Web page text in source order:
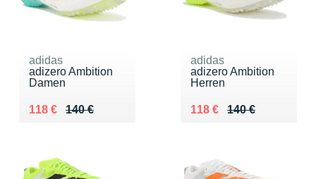
adidas
adizero Ambition
Damen
140 €
Au lieu de 140 €
118 €
Vendu 118 €
adidas
adizero Ambition
Herren
140 €
Au lieu de 140 €
118 €
Vendu 118 €